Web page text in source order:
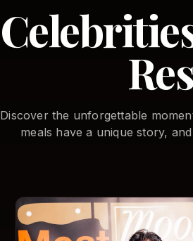
Discover the unforgettable
meals have a unique story,